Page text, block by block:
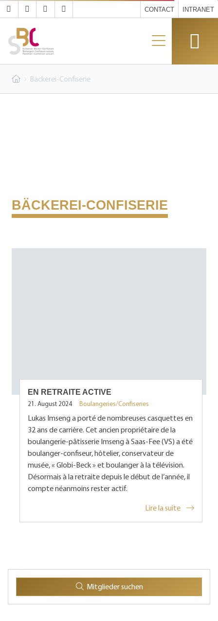
CONTACT INTRANET
Bäckerei-Confiserie
BÄCKEREI-CONFISERIE
EN RETRAITE ACTIVE
21. August 2024 Boulangeries/Confiseries
Lukas Imseng a porté de nombreuses casquettes en
32 ans de carrière. Cet ancien propriétaire de la
boulangerie-pâtisserie Imseng à Saas-Fee (VS) a été
boulanger-confiseur, hôtelier, conservateur de
musée, « Globi-Beck » et boulanger à la télévision.
Désormais à la retraite depuis le début de l’année, il
compte néanmoins rester actif.
Lire la suite
Mitglieder suchen